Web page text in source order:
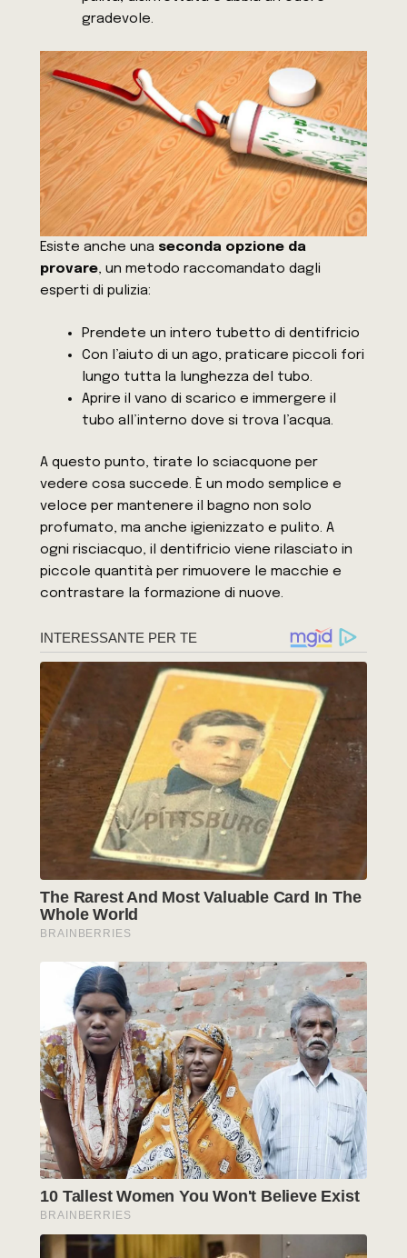
gradevole.
Esiste anche una seconda opzione da
provare, un metodo raccomandato dagli
esperti di pulizia:
Prendete un intero tubetto di dentifricio
Con l’aiuto di un ago, praticare piccoli fori
lungo tutta la lunghezza del tubo.
Aprire il vano di scarico e immergere il
tubo all’interno dove si trova l’acqua.
A questo punto, tirate lo sciacquone per
vedere cosa succede. È un modo semplice e
veloce per mantenere il bagno non solo
profumato, ma anche igienizzato e pulito. A
ogni risciacquo, il dentifricio viene rilasciato in
piccole quantità per rimuovere le macchie e
contrastare la formazione di nuove.